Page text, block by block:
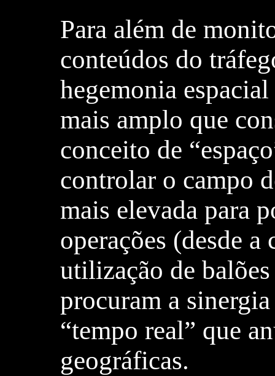
Para além de
conteúdos do
hegemonia
mais amplo que
conceito de
controlar o campo
mais elevada para
operações (desde
utilização de
procuram a
“tempo real” que
geográficas.